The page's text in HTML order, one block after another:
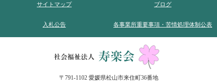
サイトマップ ブログ
入札公告 各事業所重要事項・苦情処理体制公表
〒791-1102 愛媛県松山市来住町36番地